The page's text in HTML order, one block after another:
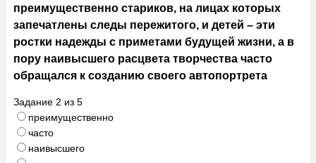
преимущественно стариков, на лицах которых
запечатлены следы пережитого, и детей – эти
ростки надежды с приметами будущей жизни, а в
пору наивысшего расцвета творчества часто
обращался к созданию своего автопортрета
Задание 2 из 5
преимущественно
часто
наивысшего